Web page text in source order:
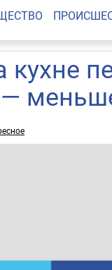
кухне
—